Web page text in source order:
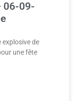
06-09-
de
une fête